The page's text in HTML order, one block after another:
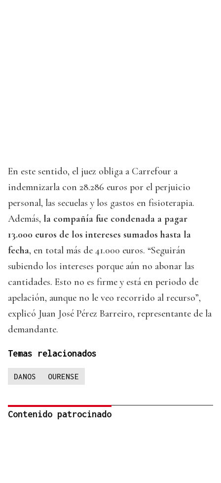
En este sentido, el juez obliga a Carrefour a
indemnizarla con 28.286 euros por el perjuicio
personal, las secuelas y los gastos en fisioterapia.
Además, la compañía fue condenada a pagar
13.000 euros de los intereses sumados hasta la
fecha, en total más de 41.000 euros. “Seguirán
subiendo los intereses porque aún no abonar las
cantidades. Esto no es firme y está en periodo de
apelación, aunque no le veo recorrido al recurso”,
explicó Juan José Pérez Barreiro, representante de la
demandante.
Temas relacionados
DANOS OURENSE
Contenido patrocinado